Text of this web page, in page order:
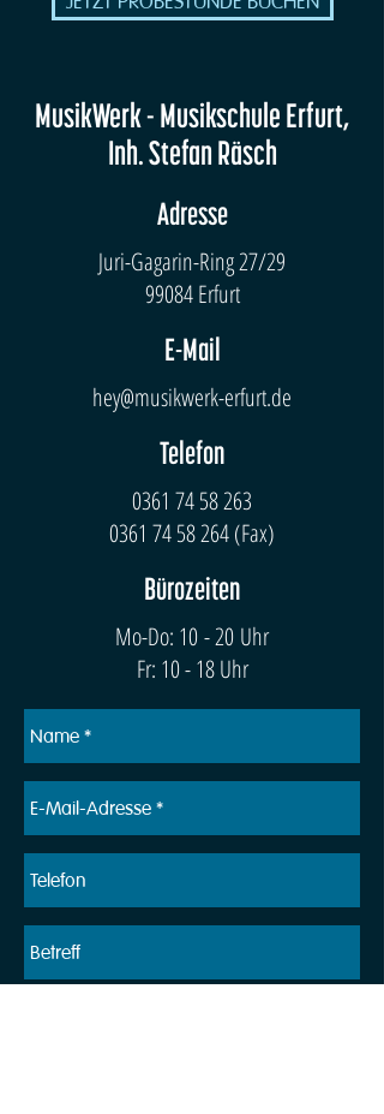
MusikWerk - Musikschule Erfurt,
Inh. Stefan Räsch
Adresse
Juri-Gagarin-Ring 27/29
99084 Erfurt
E-Mail
hey@musikwerk-erfurt.de
Telefon
0361 74 58 263
0361 74 58 264(Fax)
Bürozeiten
Mo-Do: 10 - 20 Uhr
Fr: 10 - 18 Uhr